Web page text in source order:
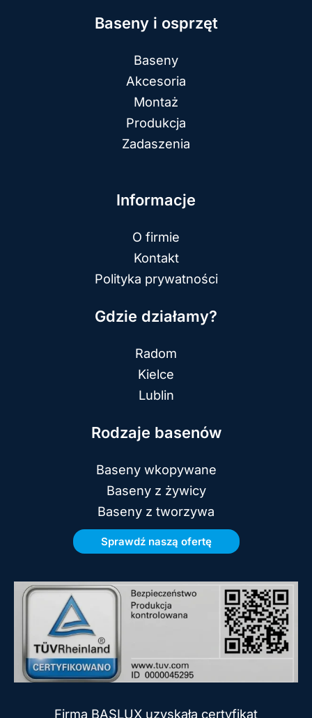
Baseny i osprzęt
Baseny
Akcesoria
Montaż
Produkcja
Zadaszenia
Informacje
O firmie
Kontakt
Polityka prywatności
Gdzie działamy?
Radom
Kielce
Lublin
Rodzaje basenów
Baseny wkopywane
Baseny z żywicy
Baseny z tworzywa
Firma BASLUX uzyskała certyfikat
Sprawdź naszą ofertę